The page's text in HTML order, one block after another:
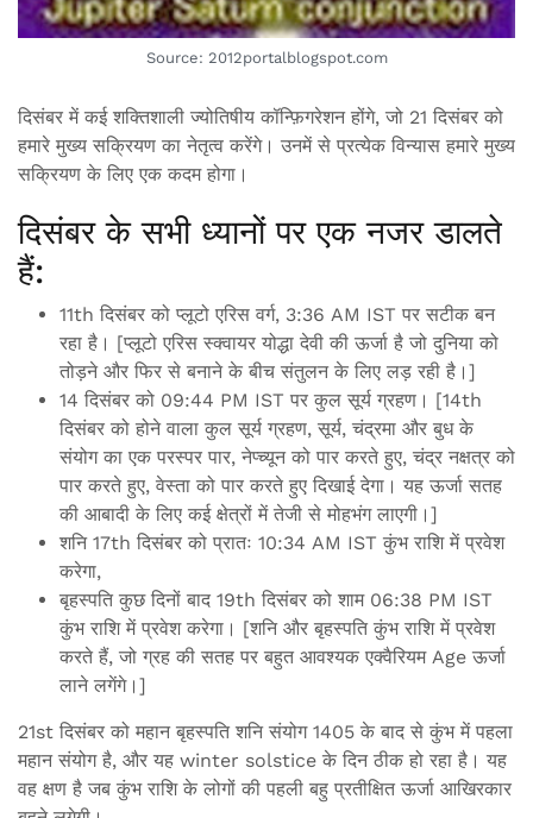
Source: 2012portalblogspot.com
दिसंबर में कई शक्तिशाली ज्योतिषीय कॉन्फ़िगरेशन होंगे, जो 21 दिसंबर को
हमारे मुख्य सक्रियण का नेतृत्व करेंगे। उनमें से प्रत्येक विन्यास हमारे मुख्य
सक्रियण के लिए एक कदम होगा।
दिसंबर के सभी ध्यानों पर एक नजर डालते
हैं:
11th दिसंबर को प्लूटो एरिस वर्ग, 3:36 AM IST पर सटीक बन
रहा है। [प्लूटो एरिस स्क्वायर योद्धा देवी की ऊर्जा है जो दुनिया को
तोड़ने और फिर से बनाने के बीच संतुलन के लिए लड़ रही है।]
14 दिसंबर को 09:44 PM IST पर कुल सूर्य ग्रहण। [14th
दिसंबर को होने वाला कुल सूर्य ग्रहण, सूर्य, चंद्रमा और बुध के
संयोग का एक परस्पर पार, नेप्च्यून को पार करते हुए, चंद्र नक्षत्र को
पार करते हुए, वेस्ता को पार करते हुए दिखाई देगा। यह ऊर्जा सतह
की आबादी के लिए कई क्षेत्रों में तेजी से मोहभंग लाएगी।]
शनि 17th दिसंबर को प्रातः 10:34 AM IST कुंभ राशि में प्रवेश
करेगा,
बृहस्पति कुछ दिनों बाद 19th दिसंबर को शाम 06:38 PM IST
कुंभ राशि में प्रवेश करेगा। [शनि और बृहस्पति कुंभ राशि में प्रवेश
करते हैं, जो ग्रह की सतह पर बहुत आवश्यक एक्वैरियम Age ऊर्जा
लाने लगेंगे।]
21st दिसंबर को महान बृहस्पति शनि संयोग 1405 के बाद से कुंभ में पहला
महान संयोग है, और यह winter solstice के दिन ठीक हो रहा है। यह
वह क्षण है जब कुंभ राशि के लोगों की पहली बहु प्रतीक्षित ऊर्जा आखिरकार